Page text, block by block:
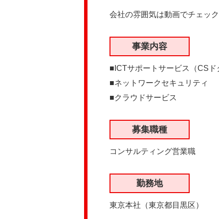
会社の雰囲気は動画でチェック
事業内容
■ICTサポートサービス（CSド
■ネットワークセキュリティ
■クラウドサービス
募集職種
コンサルティング営業職
勤務地
東京本社（東京都目黒区）